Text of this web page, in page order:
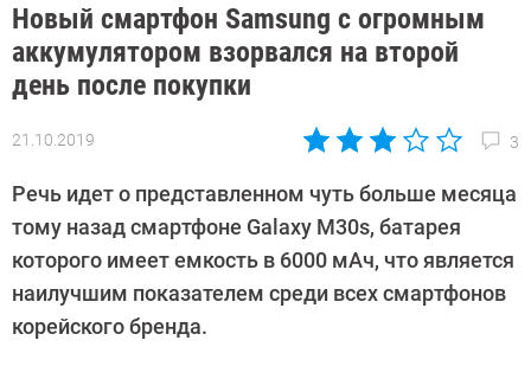
Новый смартфон Samsung с огромным
аккумулятором взорвался на второй
день после покупки
21.10.2019 3
Автор:
Кошик
Речь идет о представленном чуть больше месяца
тому назад смартфоне Galaxy M30s, батарея
которого имеет емкость в 6000 мАч, что является
наилучшим показателем среди всех смартфонов
корейского бренда.